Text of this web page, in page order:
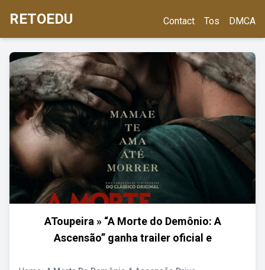
RETOEDU Contact Tos DMCA
AToupeira » “A Morte do Demônio: A
Ascensão” ganha trailer oficial e